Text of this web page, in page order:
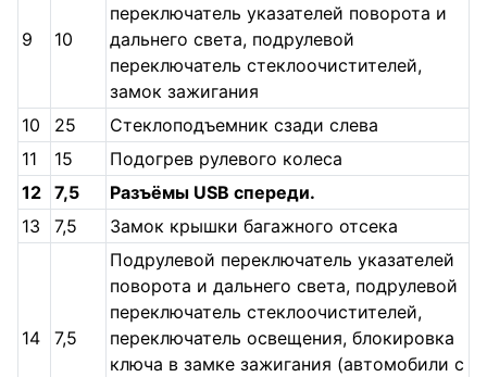
9 10
переключатель указателей поворота и
дальнего света, подрулевой
переключатель стеклоочистителей,
замок зажигания
10
25
Стеклоподъемник сзади слева
11
15
Подогрев рулевого колеса
12
7,5
Разъёмы USB спереди.
13
7,5 Замок крышки багажного отсека
14 7,5
Подрулевой переключатель указателей
поворота и дальнего света, подрулевой
переключатель стеклоочистителей,
переключатель освещения, блокировка
ключа в замке зажигания (автомобили с